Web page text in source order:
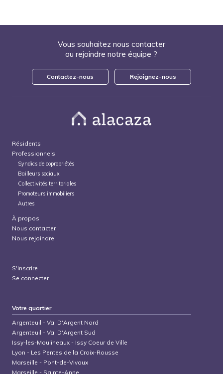
Vous souhaitez nous contacter
ou rejoindre notre équipe ?
Contactez-nous Rejoignez-nous
Résidents
Professionnels
Syndics de copropriétés
Bailleurs sociaux
Collectivités territoriales
Promoteurs immobiliers
Autres
À propos
Nous contacter
Nous rejoindre
S'inscrire
Se connecter
Votre quartier
Argenteuil -Val D'Argent Nord
Argenteuil -Val D'Argent Sud
Issy-les-Moulineaux - Issy Coeur de Ville
Lyon - Les Pentes de la Croix-Rousse
Marseille - Pont-de-Vivaux
Marseille - Sainte-Anne